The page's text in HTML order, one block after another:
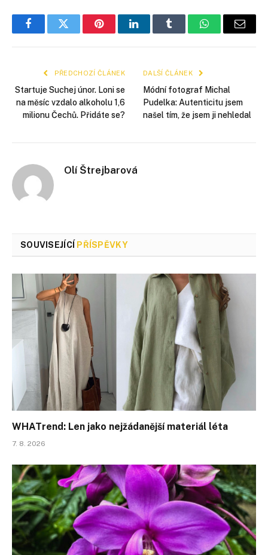
FacebookTwitter PinterestLinkedInTumblr WhatsApp
E-
PŘEDCHOZÍ ČLÁNEK
Startuje Suchej únor. Loni se
na měsíc vzdalo alkoholu 1,6
milionu Čechů. Přidáte se?
DALŠÍ ČLÁNEK
Módní fotograf Michal
Pudelka: Autenticitu jsem
našel tím, že jsem ji nehledal
Olí Štrejbarová
SOUVISEJÍCÍ PŘÍSPĚVKY
WHATrend: Len jako nejžádanější materiál léta
7. 8. 2026